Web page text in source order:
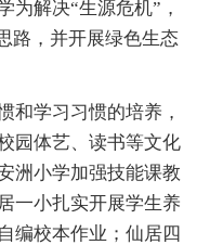
为解决“生源危机”，
路，并开展绿色生态
学习习惯的培养，
园体艺、读书等文化
洲小学加强技能课教
一小扎实开展学生养
编校本作业；仙居四